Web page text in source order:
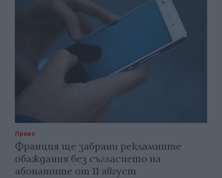
Право
Франция ще забрани рекламните
обаждания без съгласието на
абонатите от 11 август